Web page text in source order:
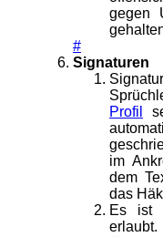
gegen
#
Signaturen
Profil
im
dem
das
Es ist
erlaubt.